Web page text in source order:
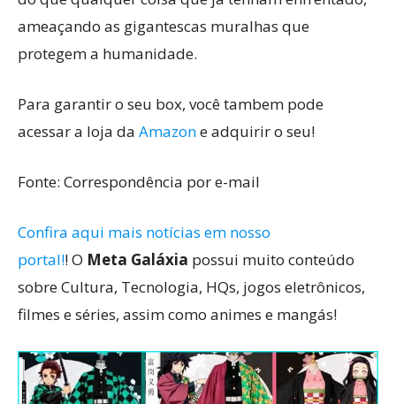
ameaçando as gigantescas muralhas que
protegem a humanidade.
Para garantir o seu box, você tambem pode
acessar a loja da Amazone adquirir o seu!
Fonte: Correspondência por e-mail
Confira aqui mais notícias em nosso
portal!! O Meta Galáxia possui muito conteúdo
sobre Cultura, Tecnologia, HQs, jogos eletrônicos,
filmes e séries, assim como animes e mangás!